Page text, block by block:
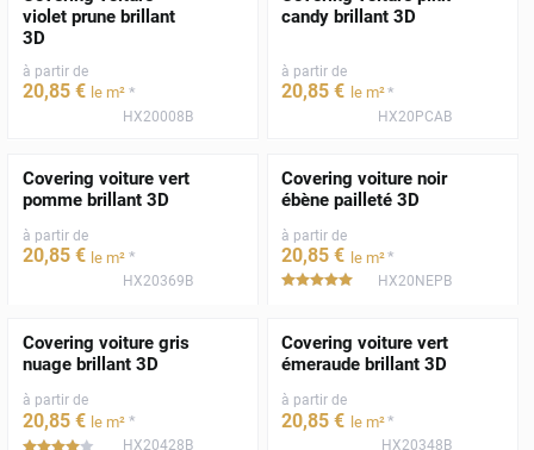
violet prune brillant
3D
à partir de
20,85 € le m² *
HX20008B
candy brillant 3D
à partir de
20,85 € le m²*
HX20PCAB
Covering voiture vert
pomme brillant 3D
à partir de
20,85 € le m² *
HX20369B
Covering voiture noir
ébène pailleté 3D
à partir de
20,85 € le m²*
*****HX20NEPB
Covering voiture gris
nuage brillant 3D
à partir de
20,85 € le m² *
HX20428B
Covering voiture vert
émeraude brillant 3D
à partir de
20,85 € le m²*
HX20348B